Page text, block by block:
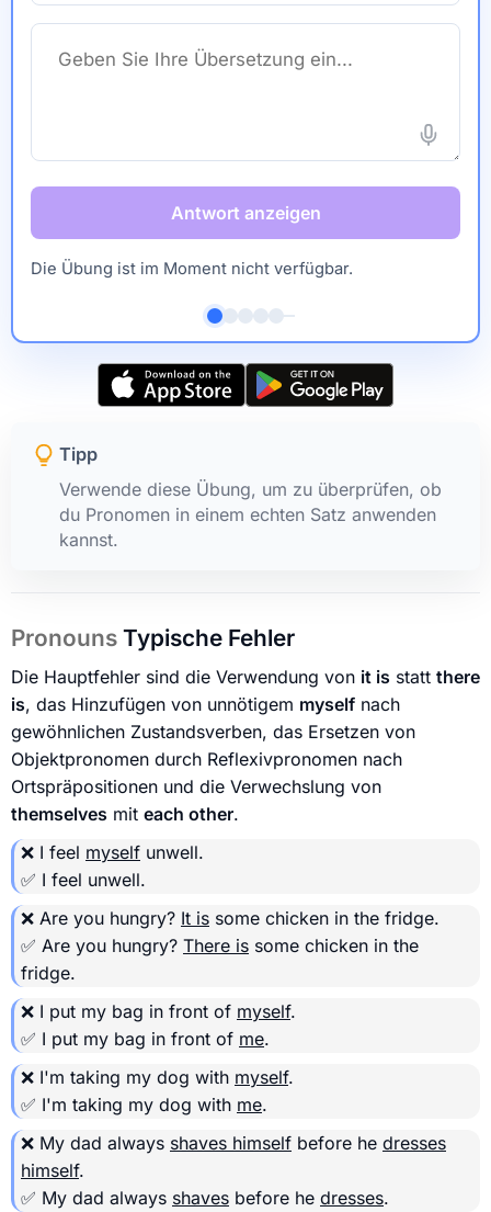
Antwort anzeigen
Die Übung ist im Moment nicht verfügbar.
Tipp
Verwende diese Übung, um zu überprüfen, ob
du Pronomen in einem echten Satz anwenden
kannst.
Pronouns Typische Fehler
Die Hauptfehler sind die Verwendung von it is statt there
is, das Hinzufügen von unnötigem myself nach
gewöhnlichen Zustandsverben, das Ersetzen von
Objektpronomen durch Reflexivpronomen nach
Ortspräpositionen und die Verwechslung von
themselves mit each other.
❌ I feel myself unwell.
✅ I feel unwell.
❌ Are you hungry? It is some chicken in the fridge.
✅ Are you hungry? There is some chicken in the
fridge.
❌ I put my bag in front of myself.
✅ I put my bag in front of me.
❌ I'm taking my dog with myself.
✅ I'm taking my dog with me.
❌ My dad always shaves himself before he dresses
himself.
✅ My dad always shaves before he dresses.